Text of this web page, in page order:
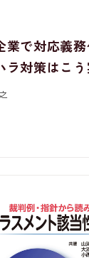
業で対応義
ラ対策はこ